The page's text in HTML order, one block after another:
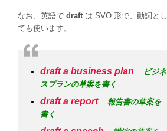
なお、英語で draft は SVO 形で、動詞とし
ても使います。
draft a business plan = ビジネ
スプランの草案を書く
draft a report= 報告書の草案を
書く